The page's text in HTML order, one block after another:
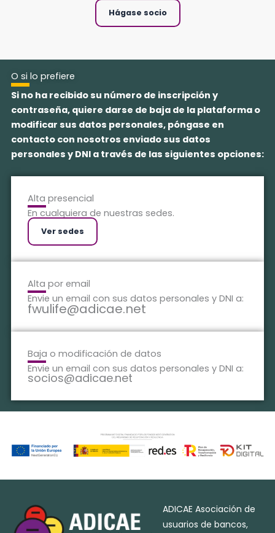
Hágase socio
O si lo prefiere
Si no ha recibido su número de inscripción y
contraseña, quiere darse de baja de la plataforma o
modificar sus datos personales, póngase en
contacto con nosotros enviado sus datos
personales y DNI a través de las siguientes opciones:
Alta presencial
En cualquiera de nuestras sedes.
Ver sedes
Alta por email
Envie un email con sus datos personales y DNI a:
fwulife@adicae.net
Baja o modificación de datos
Envie un email con sus datos personales y DNI a:
socios@adicae.net
ADICAE Asociación de
usuarios de bancos,